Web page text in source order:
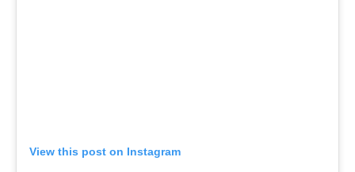
View this post on Instagram